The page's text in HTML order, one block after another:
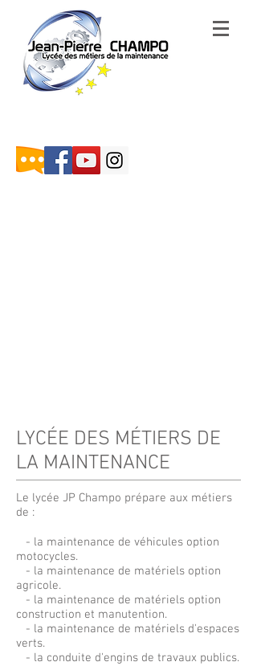
LYCÉE DES MÉTIERS DE
LA MAINTENANCE
Le lycée JP Champo prépare aux métiers
de :
- la maintenance de véhicules option
motocycles.
- la maintenance de matériels option
agricole.
- la maintenance de matériels option
construction et manutention.
- la maintenance de matériels d'espaces
verts.
- la conduite d'engins de travaux publics.